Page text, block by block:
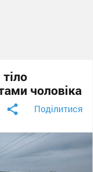
чоловіка
Поділитися